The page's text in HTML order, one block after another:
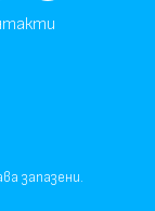
запазени.